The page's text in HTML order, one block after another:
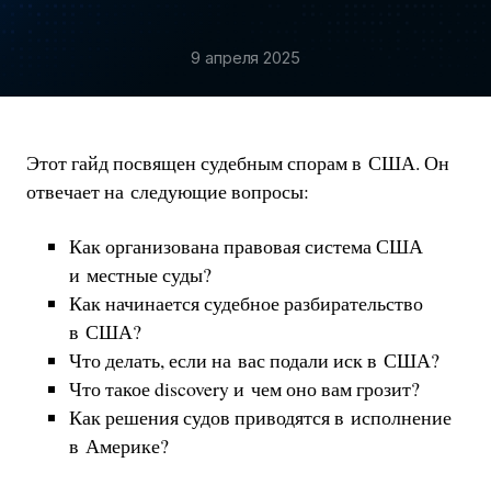
9 апреля 2025
Этот гайд посвящен судебным спорам в США. Он
отвечает на следующие вопросы:
Как организована правовая система США
и местные суды?
Как начинается судебное разбирательство
в США?
Что делать, если на вас подали иск в США?
Что такое discovery и чем оно вам грозит?
Как решения судов приводятся в исполнение
в Америке?